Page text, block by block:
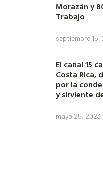
Morazán y
Trabajo
septiembre 15,
El canal 15
Costa Rica,
por la
y sirviente
mayo 25, 2023